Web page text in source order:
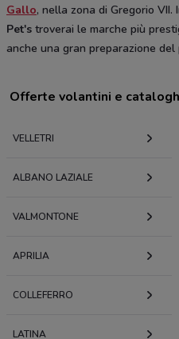
Gallo, nella zona di Gregorio VII.
Pet's troverai le marche più
anche una gran preparazione del
Offerte volantini e
VELLETRI
ALBANO LAZIALE
VALMONTONE
APRILIA
COLLEFERRO
LATINA